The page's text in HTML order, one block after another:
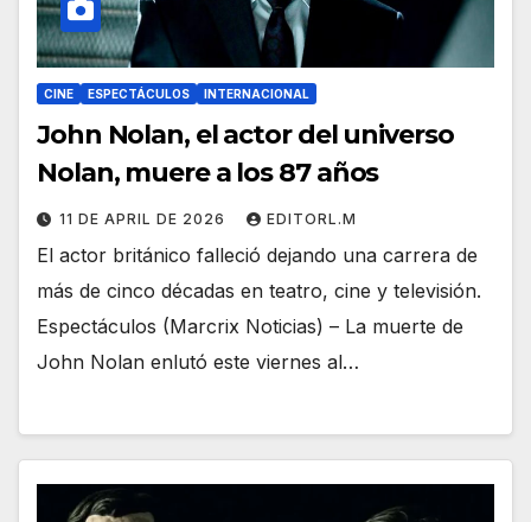
CINE ESPECTÁCULOS INTERNACIONAL
John Nolan, el actor del universo
Nolan, muere a los 87 años
11 DE APRIL DE 2026 EDITORL.M
El actor británico falleció dejando una carrera de
más de cinco décadas en teatro, cine y televisión.
Espectáculos (Marcrix Noticias) – La muerte de
John Nolan enlutó este viernes al…